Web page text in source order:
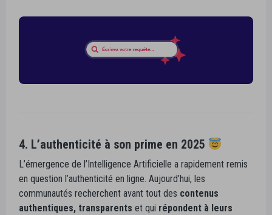
4. L’authenticité à son prime en 2025
L’émergence de l’Intelligence Artificielle a rapidement remis
en question l’authenticité en ligne. Aujourd’hui, les
communautés recherchent avant tout des contenus
authentiques, transparents et qui répondent à leurs